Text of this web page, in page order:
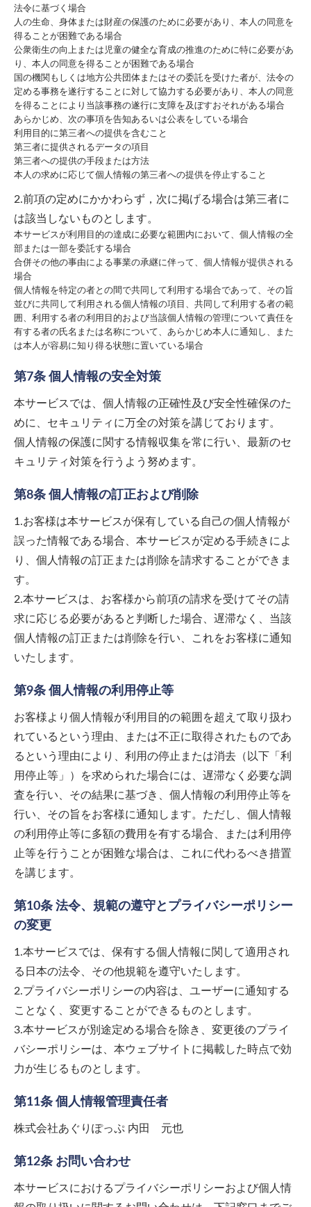
法令に基づく場合
人の生命、身体または財産の保護のために必要があり、本人の同意を
得ることが困難である場合
公衆衛生の向上または児童の健全な育成の推進のために特に必要があ
り、本人の同意を得ることが困難である場合
国の機関もしくは地方公共団体またはその委託を受けた者が、法令の
定める事務を遂行することに対して協力する必要があり、本人の同意
を得ることにより当該事務の遂行に支障を及ぼすおそれがある場合
あらかじめ、次の事項を告知あるいは公表をしている場合
利用目的に第三者への提供を含むこと
第三者に提供されるデータの項目
第三者への提供の手段または方法
本人の求めに応じて個人情報の第三者への提供を停止すること
2.前項の定めにかかわらず，次に掲げる場合は第三者に
は該当しないものとします。
本サービスが利用目的の達成に必要な範囲内において、個人情報の全
部または一部を委託する場合
合併その他の事由による事業の承継に伴って、個人情報が提供される
場合
個人情報を特定の者との間で共同して利用する場合であって、その旨
並びに共同して利用される個人情報の項目、共同して利用する者の範
囲、利用する者の利用目的および当該個人情報の管理について責任を
有する者の氏名または名称について、あらかじめ本人に通知し、また
は本人が容易に知り得る状態に置いている場合
第7条 個人情報の安全対策
本サービスでは、個人情報の正確性及び安全性確保のた
めに、セキュリティに万全の対策を講じております。
個人情報の保護に関する情報収集を常に行い、最新のセ
キュリティ対策を行うよう努めます。
第8条 個人情報の訂正および削除
1.お客様は本サービスが保有している自己の個人情報が
誤った情報である場合、本サービスが定める手続きによ
り、個人情報の訂正または削除を請求することができま
す。
2.本サービスは、お客様から前項の請求を受けてその請
求に応じる必要があると判断した場合、遅滞なく、当該
個人情報の訂正または削除を行い、これをお客様に通知
いたします。
第9条 個人情報の利用停止等
お客様より個人情報が利用目的の範囲を超えて取り扱わ
れているという理由、または不正に取得されたものであ
るという理由により、利用の停止または消去（以下「利
用停止等」）を求められた場合には、遅滞なく必要な調
査を行い、その結果に基づき、個人情報の利用停止等を
行い、その旨をお客様に通知します。ただし、個人情報
の利用停止等に多額の費用を有する場合、または利用停
止等を行うことが困難な場合は、これに代わるべき措置
を講じます。
第10条 法令、規範の遵守とプライバシーポリシー
の変更
1.本サービスでは、保有する個人情報に関して適用され
る日本の法令、その他規範を遵守いたします。
2.プライバシーポリシーの内容は、ユーザーに通知する
ことなく、変更することができるものとします。
3.本サービスが別途定める場合を除き、変更後のプライ
バシーポリシーは、本ウェブサイトに掲載した時点で効
力が生じるものとします。
第11条 個人情報管理責任者
株式会社あぐりぽっぷ 内田 元也
第12条 お問い合わせ
本サービスにおけるプライバシーポリシーおよび個人情